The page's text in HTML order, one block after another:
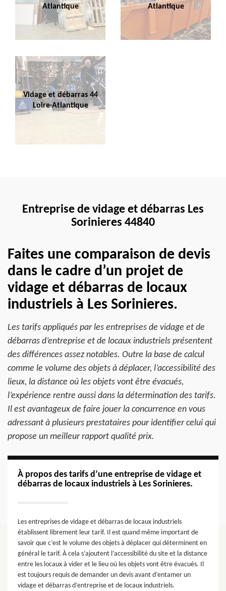
Atlantique
Atlantique
Vidage et débarras 44
Loire-Atlantique
Entreprise de vidage et débarras Les
Sorinieres 44840
Faites une comparaison de devis
dans le cadre d’un projet de
vidage et débarras de locaux
industriels à Les Sorinieres.
Les tarifs appliqués par les entreprises de vidage et de
débarras d’entreprise et de locaux industriels présentent
des différences assez notables. Outre la base de calcul
comme le volume des objets à déplacer, l’accessibilité des
lieux, la distance où les objets vont être évacués,
l’expérience rentre aussi dans la détermination des tarifs.
Il est avantageux de faire jouer la concurrence en vous
adressant à plusieurs prestataires pour identifier celui qui
propose un meilleur rapport qualité prix.
À propos des tarifs d’une entreprise de vidage et
débarras de locaux industriels à Les Sorinieres.
Les entreprises de vidage et débarras de locaux industriels
établissent librement leur tarif. Il est quand même important de
savoir que c’est le volume des objets à déplacer qui déterminent en
général le tarif. À cela s’ajoutent l’accessibilité du site et la distance
entre les locaux à vider et le lieu où les objets vont être évacués. Il
est toujours requis de demander un devis avant d’entamer un
vidage et débarras d’entreprise et de locaux industriels.